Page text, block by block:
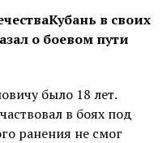
в своих
о боевом пути
было 18 лет.
в боях под
ранения не смог